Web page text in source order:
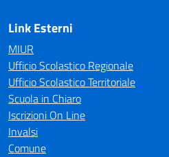
Link Esterni
MIUR
Ufficio Scolastico Regionale
Ufficio Scolastico Territoriale
Scuola in Chiaro
Iscrizioni On Line
Invalsi
Comune